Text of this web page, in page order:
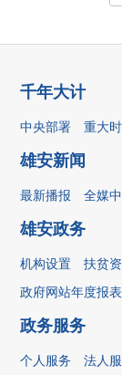
千年大计
中央部署 重大
雄安新闻
最新播报 全媒
雄安政务
机构设置 扶贫
政府网站年度报
政务服务
个人服务 法人